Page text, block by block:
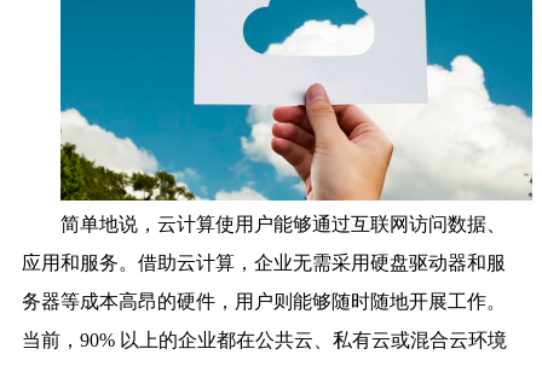
简单地说，云计算使用户能够通过互联网访问数据、
应用和服务。借助云计算，企业无需采用硬盘驱动器和服
务器等成本高昂的硬件，用户则能够随时随地开展工作。
当前，90% 以上的企业都在公共云、私有云或混合云环境